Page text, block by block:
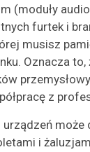
(moduły
furtek i
musisz
Oznacza
z
i